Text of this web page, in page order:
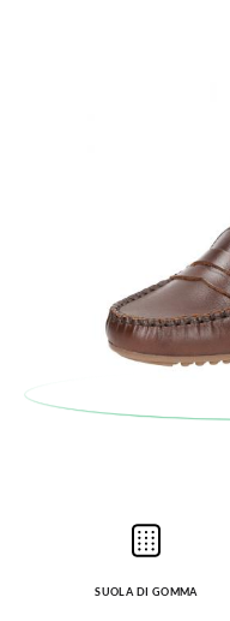
SUOLA DI GOMMA